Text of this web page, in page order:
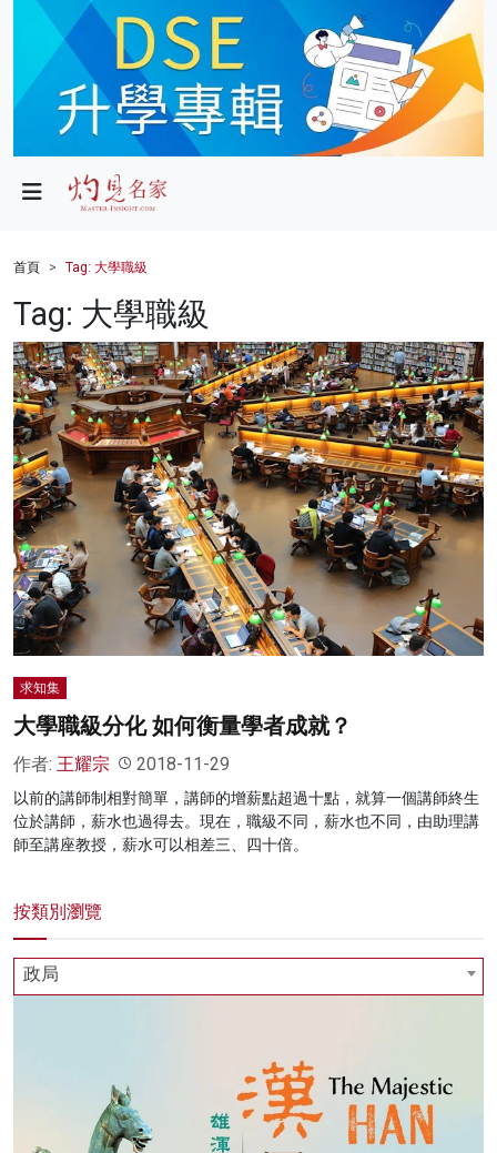
政局
財經
健康
商業
科技
影片
名家榜
灼見活動
關於我們
首頁 Tag: 大學職級
Tag: 大學職級
求知集
大學職級分化 如何衡量學者成就？
作者: 王耀宗 2018-11-29
以前的講師制相對簡單，講師的增薪點超過十點，就算一個講師終生
位於講師，薪水也過得去。現在，職級不同，薪水也不同，由助理講
師至講座教授，薪水可以相差三、四十倍。
按類別瀏覽
政局